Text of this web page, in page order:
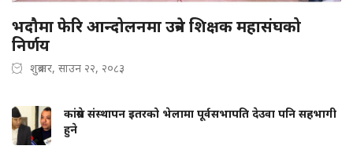
भदौमा फेरि आन्दोलनमा उत्रने शिक्षक महासंघको
निर्णय
शुक्रबार, साउन २२, २०८३
कांग्रेस संस्थापन इतरको भेलामा पूर्वसभापति देउवा पनि सहभागी
हुने